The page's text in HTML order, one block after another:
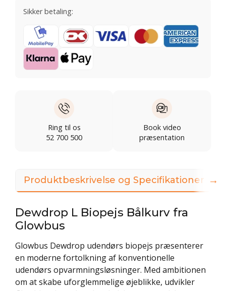
Sikker betaling:
Ring til os
52 700 500
Book video
præsentation
Produktbeskrivelse og Specifikationer
Dewdrop L Biopejs Bålkurv fra
Glowbus
Glowbus Dewdrop udendørs biopejs præsenterer
en moderne fortolkning af konventionelle
udendørs opvarmningsløsninger. Med ambitionen
om at skabe uforglemmelige øjeblikke, udvikler
→